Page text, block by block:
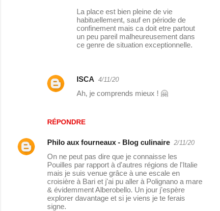
RÉPONDRE
La place est bien pleine de vie
habituellement, sauf en période de
confinement mais ca doit etre partout
un peu pareil malheureusement dans
ce genre de situation exceptionnelle.
ISCA 4/11/20
Ah, je comprends mieux ! 🤗
Philo aux fourneaux - Blog culinaire 2/11/20
On ne peut pas dire que je connaisse les
Pouilles par rapport à d'autres régions de l'Italie
mais je suis venue grâce à une escale en
croisière à Bari et j'ai pu aller à Polignano a mare
& évidemment Alberobello. Un jour j'espère
explorer davantage et si je viens je te ferais
signe.